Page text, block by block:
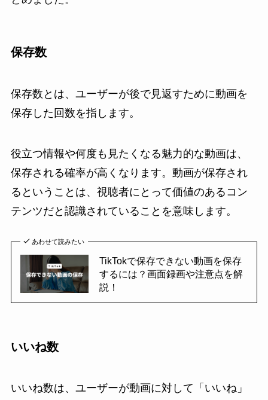
保存数
保存数とは、ユーザーが後で見返すために動画を
保存した回数を指します。
役立つ情報や何度も見たくなる魅力的な動画は、
保存される確率が高くなります。動画が保存され
るということは、視聴者にとって価値のあるコン
テンツだと認識されていることを意味します。
あわせて読みたい
TikTokで保存できない動画を保存
するには？画面録画や注意点を解
説！
いいね数
いいね数は、ユーザーが動画に対して「いいね」